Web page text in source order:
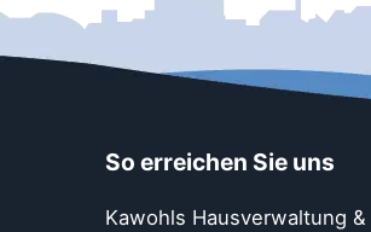
So erreichen Sie uns
Kawohls Hausverwaltung &